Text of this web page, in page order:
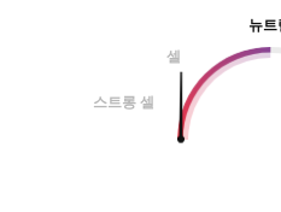
뉴트
셀
스트롱 셀